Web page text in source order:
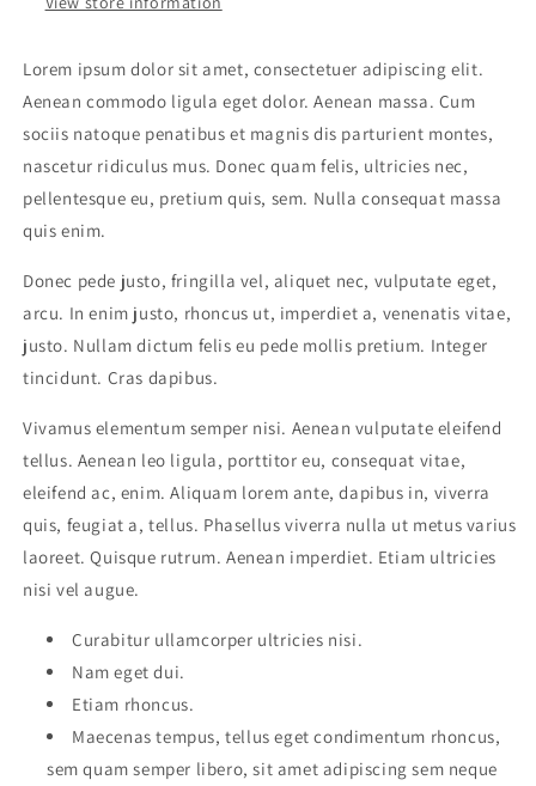
Lorem ipsum dolor sit amet, consectetuer adipiscing elit.
Aenean commodo ligula eget dolor. Aenean massa. Cum
sociis natoque penatibus et magnis dis parturient montes,
nascetur ridiculus mus. Donec quam felis, ultricies nec,
pellentesque eu, pretium quis, sem. Nulla consequat massa
quis enim.
Donec pede justo, fringilla vel, aliquet nec, vulputate eget,
arcu. In enim justo, rhoncus ut, imperdiet a, venenatis vitae,
justo. Nullam dictum felis eu pede mollis pretium. Integer
tincidunt. Cras dapibus.
Vivamus elementum semper nisi. Aenean vulputate eleifend
tellus. Aenean leo ligula, porttitor eu, consequat vitae,
eleifend ac, enim. Aliquam lorem ante, dapibus in, viverra
quis, feugiat a, tellus. Phasellus viverra nulla ut metus varius
laoreet. Quisque rutrum. Aenean imperdiet. Etiam ultricies
nisi vel augue.
Curabitur ullamcorper ultricies nisi.
Nam eget dui.
Etiam rhoncus.
Maecenas tempus, tellus eget condimentum rhoncus,
sem quam semper libero, sit amet adipiscing sem neque